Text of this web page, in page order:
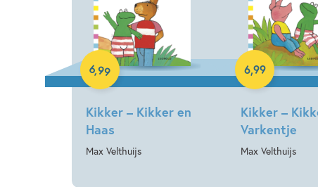
Kikker – Kikker en
Haas
Max Velthuijs
6,99
Hardcover
Kikker –
Varkentje
Max Velthuijs
6,99
Hardcover